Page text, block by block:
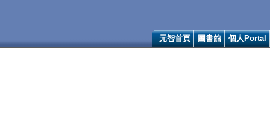
元智首頁 圖書館 個人Portal